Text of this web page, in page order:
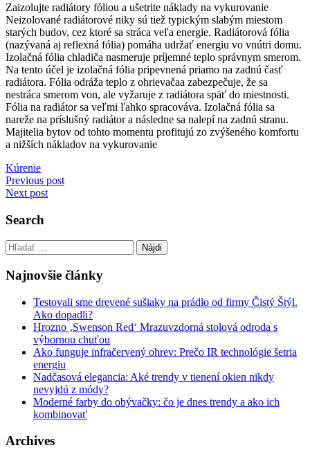
Zaizolujte radiátory fóliou a ušetrite náklady na vykurovanie
Neizolované radiátorové niky sú tiež typickým slabým miestom
starých budov, cez ktoré sa stráca veľa energie. Radiátorová fólia
(nazývaná aj reflexná fólia) pomáha udržať energiu vo vnútri domu.
Izolačná fólia chladiča nasmeruje príjemné teplo správnym smerom.
Na tento účel je izolačná fólia pripevnená priamo na zadnú časť
radiátora. Fólia odráža teplo z ohrievačaa zabezpečuje, že sa
nestráca smerom von, ale vyžaruje z radiátora späť do miestnosti.
Fólia na radiátor sa veľmi ľahko spracováva. Izolačná fólia sa
nareže na príslušný radiátor a následne sa nalepí na zadnú stranu.
Majitelia bytov od tohto momentu profitujú zo zvýšeného komfortu
a nižších nákladov na vykurovanie
Kúrenie
Navigácia
v
článku
Previous post
Next post
Search
Hľadať:
Najnovšie články
Testovali sme drevené sušiaky na prádlo od firmy Čistý Štýl.
Ako dopadli?
Hrozno ‚Swenson Red‘ Mrazuvzdorná stolová odroda s
výbornou chuťou
Ako funguje infračervený ohrev: Prečo IR technológie šetria
energiu
Nadčasová elegancia: Aké trendy v tienení okien nikdy
nevyjdú z módy?
Moderné farby do obývačky: čo je dnes trendy a ako ich
kombinovať
Archives